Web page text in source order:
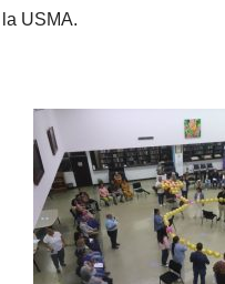
USMA.